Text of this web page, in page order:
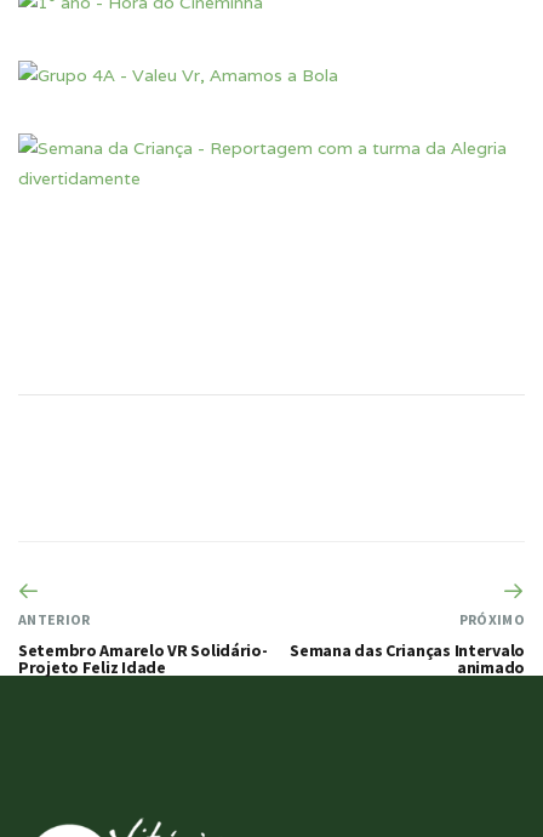
ANTERIOR
Setembro Amarelo VR Solidário-
Projeto Feliz Idade
PRÓXIMO
Semana das Crianças Intervalo
animado